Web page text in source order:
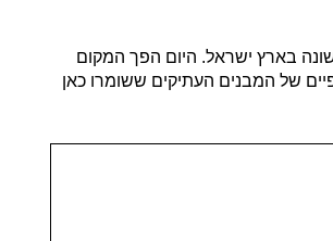
בארץ ישראל. היום הפך המקום
של המבנים העתיקים ששומרו כאן